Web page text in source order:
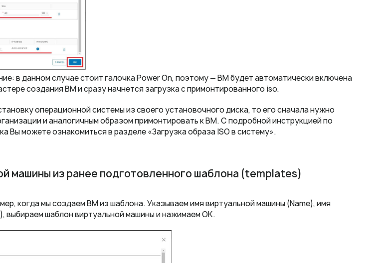
в данном случае стоит галочка Power On, поэтому — ВМ будет автоматически включена
создания ВМ и сразу начнется загрузка с примонтированного iso.
операционной системы из своего установочного диска, то его сначала нужно
и аналогичным образом примонтировать к ВМ. С подробной инструкцией по
Вы можете ознакомиться в разделе «Загрузка образа ISO в систему».
машины из ранее подготовленного шаблона (templates)
когда мы создаем ВМ из шаблона. Указываем имя виртуальной машины (Name), имя
выбираем шаблон виртуальной машины и нажимаем ОК.